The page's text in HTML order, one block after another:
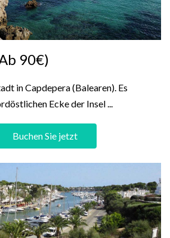
90€)
in Capdepera (Balearen). Es
Ecke der Insel ...
Buchen Sie jetzt